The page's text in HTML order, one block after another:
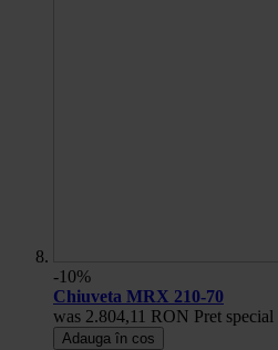
-10%
Chiuveta MRX 210-70
was 2.804,11 RON Pret special
Adauga în cos